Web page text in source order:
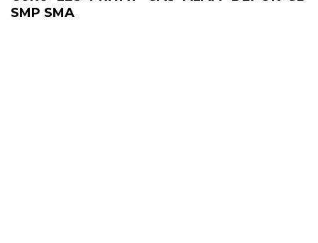
SMP SMA